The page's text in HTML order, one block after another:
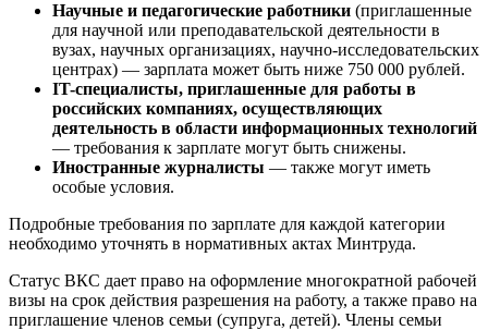
Научные и педагогические работники (приглашенные
для научной или преподавательской деятельности в
вузах, научных организациях, научно-исследовательских
центрах) — зарплата может быть ниже 750 000 рублей.
IT-специалисты, приглашенные для работы в
российских компаниях, осуществляющих
деятельность в области информационных технологий
— требования к зарплате могут быть снижены.
Иностранные журналисты — также могут иметь
особые условия.
Подробные требования по зарплате для каждой категории
необходимо уточнять в нормативных актах Минтруда.
Статус ВКС дает право на оформление многократной рабочей
визы на срок действия разрешения на работу, а также право на
приглашение членов семьи (супруга, детей). Члены семьи